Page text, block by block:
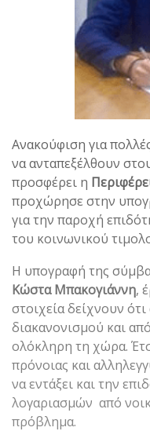
Ανακούφιση για
να ανταπεξέλθουν
προσφέρει η
προχώρησε στην
για την παροχή
του κοινωνικού
Η υπογραφή της
Κώστα Μπακογιάννη,
στοιχεία δείχνουν
διακανονισμού και
ολόκληρη τη χώρα.
πρόνοιας και
να εντάξει και την
λογαριασμών από
πρόβλημα.